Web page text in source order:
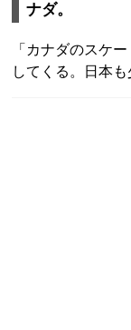
ナダ。
「カナダのスケ
してくる。日本